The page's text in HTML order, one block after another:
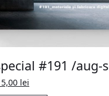
#191 /aug-
lei
curent